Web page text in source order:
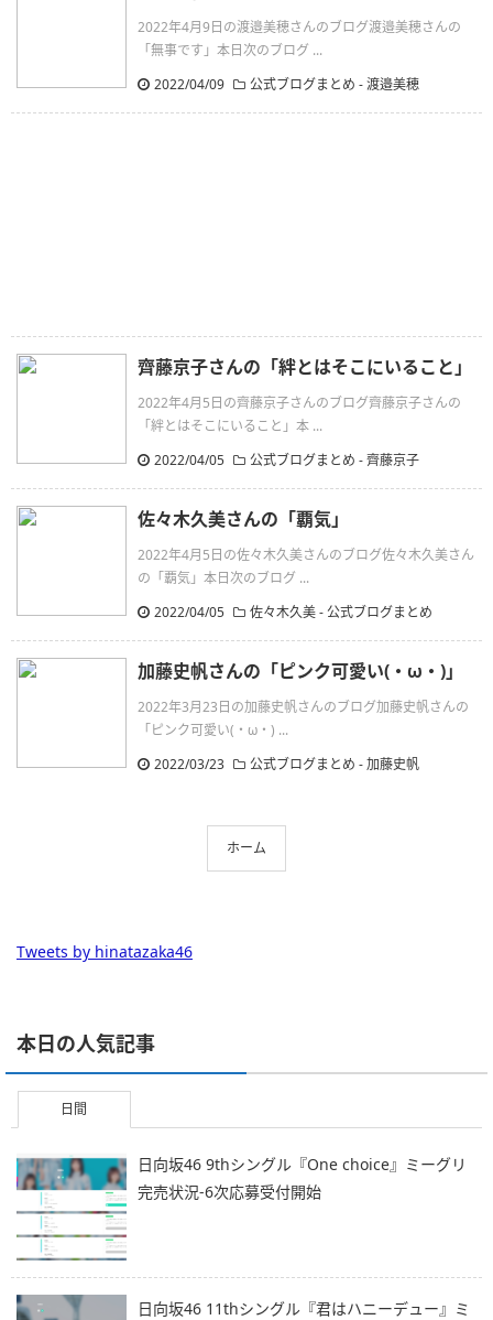
2022年4月9日の渡邉美穂さんのブログ渡邉美穂さんの
「無事です」本日次のブログ ...
2022/04/09
公式ブログまとめ -渡邉美穂
齊藤京子さんの「絆とはそこにいること」
2022年4月5日の齊藤京子さんのブログ齊藤京子さんの
「絆とはそこにいること」本 ...
2022/04/05
公式ブログまとめ -齊藤京子
佐々木久美さんの「覇気」
2022年4月5日の佐々木久美さんのブログ佐々木久美さん
の「覇気」本日次のブログ ...
2022/04/05
佐々木久美-公式ブログまとめ
加藤史帆さんの「ピンク可愛い(・ω・)」
2022年3月23日の加藤史帆さんのブログ加藤史帆さんの
「ピンク可愛い(・ω・) ...
2022/03/23
公式ブログまとめ -加藤史帆
ホーム
Tweets by hinatazaka46
本日の人気記事
日間
日向坂46 9thシングル『One choice』ミーグリ
完売状況-6次応募受付開始
日向坂46 11thシングル『君はハニーデュー』ミ